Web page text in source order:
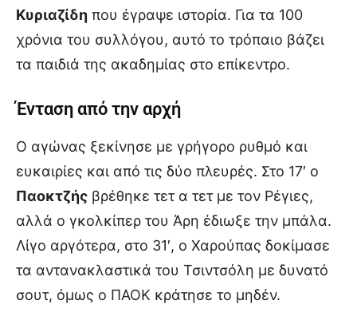
Κυριαζίδη που έγραψε ιστορία. Για τα 100
χρόνια του συλλόγου, αυτό το τρόπαιο βάζει
τα παιδιά της ακαδημίας στο επίκεντρο.
Ένταση από την αρχή
Ο αγώνας ξεκίνησε με γρήγορο ρυθμό και
ευκαιρίες και από τις δύο πλευρές. Στο 17′ ο
Παοκτζής βρέθηκε τετ α τετ με τον Ρέγιες,
αλλά ο γκολκίπερ του Άρη έδιωξε την μπάλα.
Λίγο αργότερα, στο 31′, ο Χαρούπας δοκίμασε
τα αντανακλαστικά του Τσιντσόλη με δυνατό
σουτ, όμως ο ΠΑΟΚ κράτησε το μηδέν.